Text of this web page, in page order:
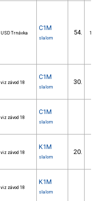
USD Trnávka
C1M
slalom
54. 16/DM
viz závod 18
C1M
slalom
30.
viz závod 18
C1M
slalom
viz závod 18
K1M
slalom
20.
viz závod 18
K1M
slalom